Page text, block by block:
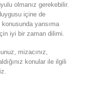
olmanız gerekebilir.
içine de
yansıma
iyi bir zaman dilimi.
mizacınız,
konular ile ilgili